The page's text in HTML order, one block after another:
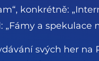
konkrétně:
„Fámy a spekulace
svých her